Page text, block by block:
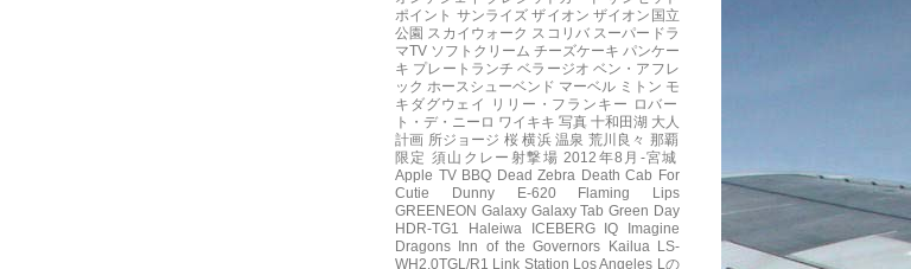
ポイント サンライズ ザイオン ザイオン国立
公園 スカイウォーク スコリバ スーパードラ
マTV ソフトクリーム チーズケーキ パンケー
キ プレートランチ ベラージオ ベン・アフレ
ック ホースシューベンド マーベル ミトン モ
キダグウェイ
リリー・フランキー
ロバー
ト・デ・ニーロ ワイキキ 写真 十和田湖 大人
計画 所ジョージ 桜 横浜 温泉 荒川良々 那覇
限定 須山クレー射撃場 2012年8月-宮城
Apple TV BBQ Dead Zebra
Death Cab For
Cutie
Dunny E-620
Flaming Lips
GREENEON Galaxy Galaxy Tab Green Day
HDR-TG1
Haleiwa ICEBERG IQ
Imagine
Dragons
Inn of the Governors Kailua
LS-
WH2.0TGL/R1
Link Station Los Angeles Lの